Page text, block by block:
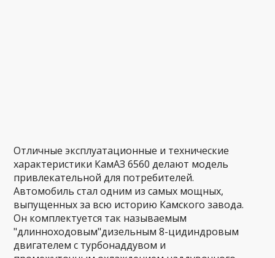
Отличные эксплуатационные и технические
характеристики КамАЗ 6560 делают модель
привлекательной для потребителей.
Автомобиль стал одним из самых мощных,
выпущенных за всю историю Камского завода.
Он комплектуется так называемым
"длинноходовым"дизельным 8-цидиндровым
двигателем с турбонаддувом и